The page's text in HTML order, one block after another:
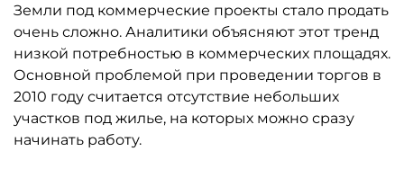
Земли под коммерческие проекты стало продать
очень сложно. Аналитики объясняют этот тренд
низкой потребностью в коммерческих площадях.
Основной проблемой при проведении торгов в
2010 году считается отсутствие небольших
участков под жилье, на которых можно сразу
начинать работу.